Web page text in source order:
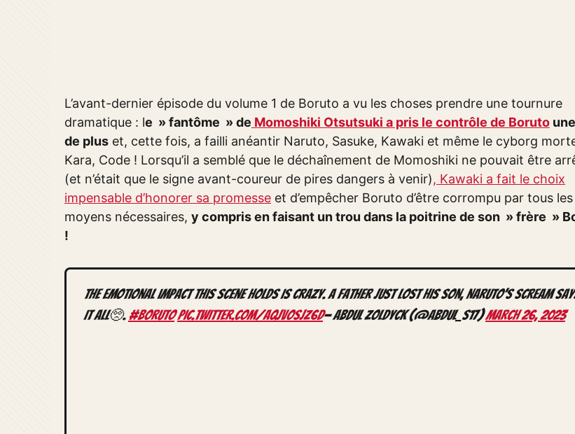
L’avant-dernier épisode du volume 1 de Boruto a vu les choses prendre une tournure
dramatique : le » fantôme » de Momoshiki Otsutsuki a pris le contrôle de Boruto
de plus et, cette fois, a failli anéantir Naruto, Sasuke, Kawaki et même le cyborg
Kara, Code ! Lorsqu’il a semblé que le déchaînement de Momoshiki ne pouvait être
(et n’était que le signe avant-coureur de pires dangers à venir), Kawaki a fait le choix
impensable d’honorer sa promesse et d’empêcher Boruto d’être corrompu par tous les
moyens nécessaires, y compris en faisant un trou dans la poitrine de son » frère »
!
The emotional impact this scene holds is crazy. A father just lost his son, Naruto’s scream
it all🥺.#borutopic.twitter.com/aqjvOSJz6D— Abdul Zoldyck (@Abdul_S17)March 26, 2023